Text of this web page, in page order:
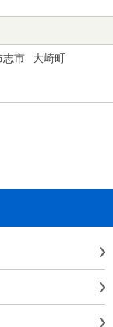
志市
大崎町